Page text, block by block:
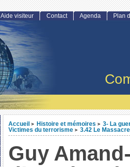
Accueil > Histoire et mémoires > 3- La
Victimes du terrorisme > 3.42 Le
Guy
Aide visiteur Contact Agenda Plan